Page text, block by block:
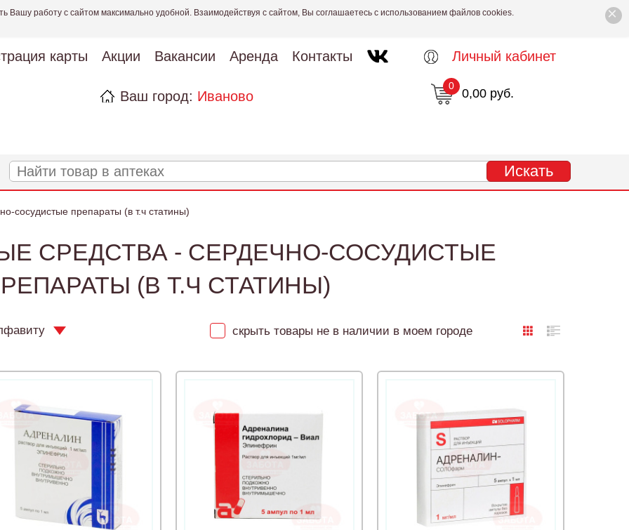
×
Вашу работу с сайтом максимально удобной. Взаимодействуя с сайтом, Вы соглашаетесь с использованием файлов cookies.
карты Акции Вакансии Аренда Контакты
Ваш город: Иваново
Личный кабинет
0,00 руб.
0
сосудистые препараты (в т.ч статины)
СРЕДСТВА - СЕРДЕЧНО-СОСУДИСТЫЕ
(В Т.Ч СТАТИНЫ)
скрыть товары не в наличии в моем городе